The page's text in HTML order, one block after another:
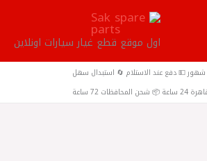
اول موقع قطع غيار سيارات اونلاين
72 ساعة